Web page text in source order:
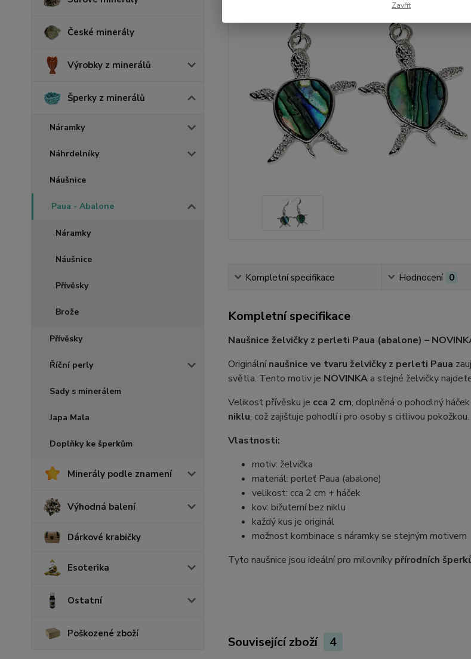
České minerály
Výrobky z minerálů
Šperky z minerálů
Náramky
Náhrdelníky
Náušnice
Paua - Abalone
Náramky
Náušnice
Přívěsky
Brože
Přívěsky
Říční perly
Sady s minerálem
Japa Mala
Doplňky ke šperkům
Minerály podle znamení
Výhodná balení
Dárkové krabičky
Esoterika
Ostatní
Poškozené zboží
Kompletní specifikace Hodnocení 0
Kompletní specifikace
Naušnice želvičky z perleti Paua (abalone) –
Originálnínaušnice ve tvaru želvičky z perleti Paua
světla. Tento motiv je NOVINKAa stejné želvičky
Velikost přívěsku je cca 2 cm, doplněná o pohodlný
niklu, což zajišťuje pohodlí i pro osoby s citlivou pokožkou.
Vlastnosti:
motiv: želvička
materiál: perleť Paua (abalone)
velikost: cca 2 cm + háček
kov: bižuterní bez niklu
každý kus je originál
možnost kombinace s náramky se stejným motivem
Tyto naušnice jsou ideální pro milovníky přírodních
Související zboží 4
Zavřít